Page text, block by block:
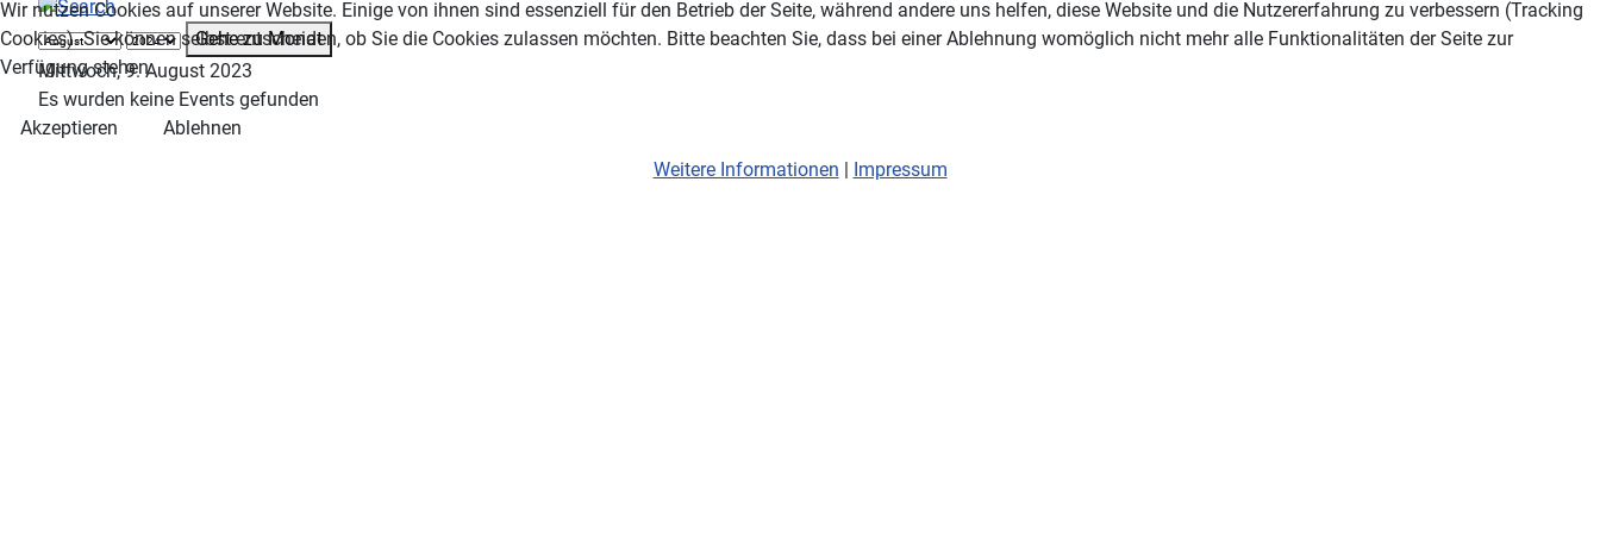
Gehe zu Monat
Mittwoch, 9. August 2023
Es wurden keine Events gefunden
Wir nutzen Cookies auf unserer Website. Einige von ihnen sind essenziell für den Betrieb der Seite, während andere uns helfen, diese Website und die Nutzererfahrung zu verbessern (Tracking
Cookies). Sie können selbst entscheiden, ob Sie die Cookies zulassen möchten. Bitte beachten Sie, dass bei einer Ablehnung womöglich nicht mehr alle Funktionalitäten der Seite zur
Verfügung stehen.
Akzeptieren
Ablehnen
Weitere Informationen | Impressum